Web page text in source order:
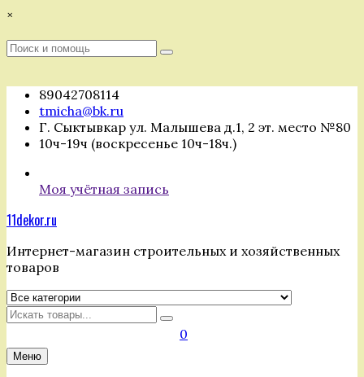
Перейти
содержимому
×
Поиск
Поиск
89042708114
tmicha@bk.ru
Г. Сыктывкар ул. Малышева д.1, 2 эт. место №80
10ч-19ч (воскресенье 10ч-18ч.)
Моя учётная запись
11dekor.ru
Интернет-магазин строительных и хозяйственных
товаров
Искать
0
Меню